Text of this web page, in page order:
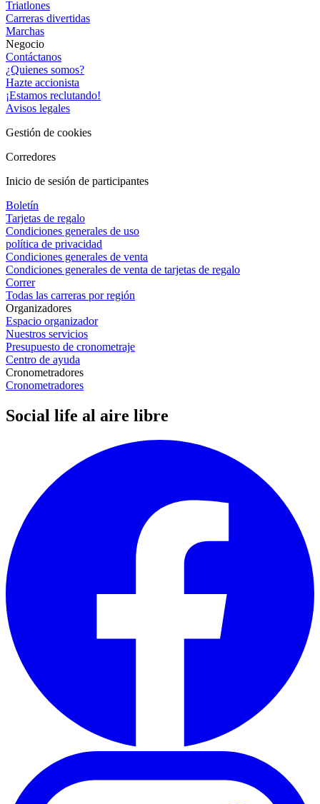
Triatlones
Carreras divertidas
Marchas
Negocio
Contáctanos
¿Quienes somos?
Hazte accionista
¡Estamos reclutando!
Avisos legales
Gestión de cookies
Corredores
Inicio de sesión de participantes
Boletín
Tarjetas de regalo
Condiciones generales de uso
política de privacidad
Condiciones generales de venta
Condiciones generales de venta de tarjetas de regalo
Correr
Todas las carreras por región
Organizadores
Espacio organizador
Nuestros servicios
Presupuesto de cronometraje
Centro de ayuda
Cronometradores
Cronometradores
Social life al aire libre